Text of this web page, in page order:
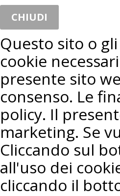
CHIUDI
Questo sito o
cookie
presente sito
consenso. Le
policy. Il
marketing. Se
Cliccando sul
all'uso dei
cliccando il